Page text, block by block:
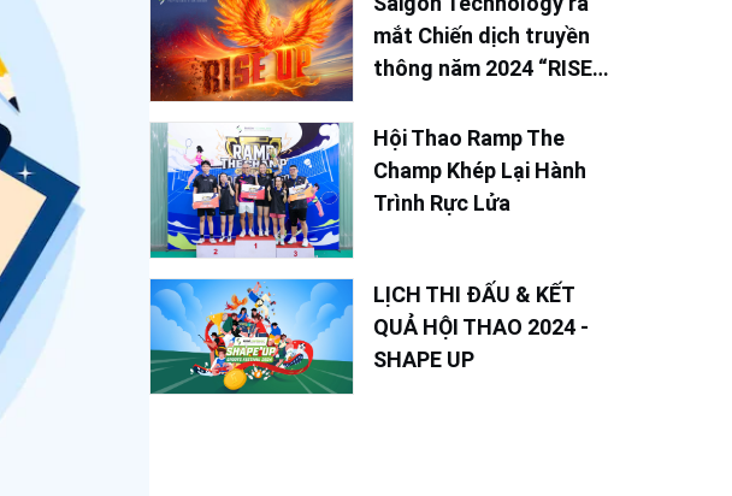
mắt Chiến dịch truyền
thông năm 2024 “RISE
Mẽ”
Hội Thao Ramp The
Champ Khép Lại Hành
Trình Rực Lửa
LỊCH THI ĐẤU & KẾT
QUẢ HỘI THAO 2024 -
SHAPE UP